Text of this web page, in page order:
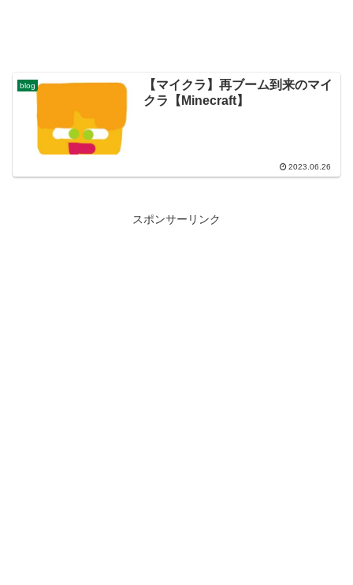
blog
【マイクラ】再ブーム到来のマイ
クラ【Minecraft】
2023.06.26
スポンサーリンク